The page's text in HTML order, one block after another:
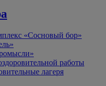
«Сосновый бор»
работы
лагеря